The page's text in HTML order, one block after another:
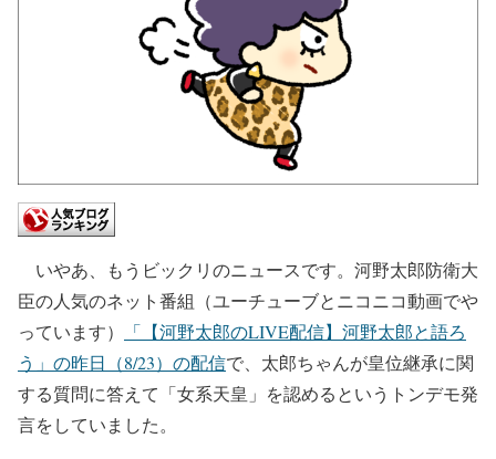
いやあ、もうビックリのニュースです。河野太郎防衛大
臣の人気のネット番組（ユーチューブとニコニコ動画でや
っています）
「【河野太郎のLIVE配信】河野太郎と語ろ
う」の昨日（8/23）の配信で、太郎ちゃんが皇位継承に関
する質問に答えて「女系天皇」を認めるというトンデモ発
言をしていました。